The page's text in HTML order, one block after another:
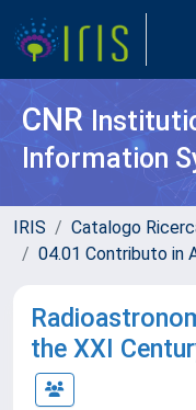
CNR
Information
IRIS Catalogo
04.01 Contributo in
the XXI